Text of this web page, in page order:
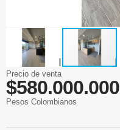
Precio de venta
$580.000.000
Pesos Colombianos